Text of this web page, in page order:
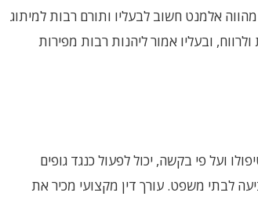
אלמנט חשוב לבעליו ותורם רבות למיתוג
ובעליו אמור ליהנות רבות מפירות
ועל פי בקשה, יכול לפעול כנגד גופים
לבתי משפט. עורך דין מקצועי מכיר את